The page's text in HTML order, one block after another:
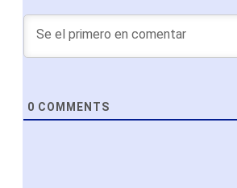
0 COMMENTS